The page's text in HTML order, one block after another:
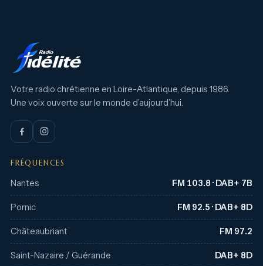
Votre radio chrétienne en Loire-Atlantique, depuis 1986.
Une voix ouverte sur le monde d’aujourd’hui.
FRÉQUENCES
Nantes FM 103.8 · DAB+ 7B
Pornic FM 92.5 · DAB+ 8D
Châteaubriant FM 97.2
Saint-Nazaire / Guérande DAB+ 8D